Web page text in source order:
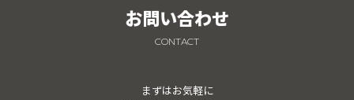
お問い合わせ
CONTACT
まずはお気軽に